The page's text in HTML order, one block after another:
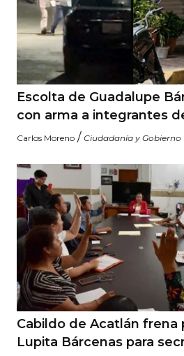
Escolta de Guadalupe
con arma a integrantes
Carlos Moreno / Ciudadanía y Gobierno
Cabildo de Acatlán frena
Lupita Bárcenas para